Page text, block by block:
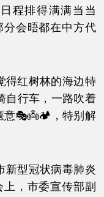
程排得满满当当
分会晤都在中方代
树林的海边特
自行车，一路吹着
意🎭👼🏕，特别解
冠状病毒肺炎
，市委宣传部副